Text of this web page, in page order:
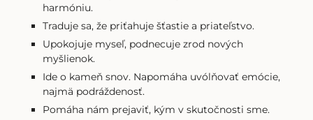
harmóniu.
Traduje sa, že priťahuje šťastie a priateľstvo.
Upokojuje myseľ, podnecuje zrod nových
myšlienok.
Ide o kameň snov. Napomáha uvólňovať emócie,
najmä podráždenosť.
Pomáha nám prejaviť, kým v skutočnosti sme.